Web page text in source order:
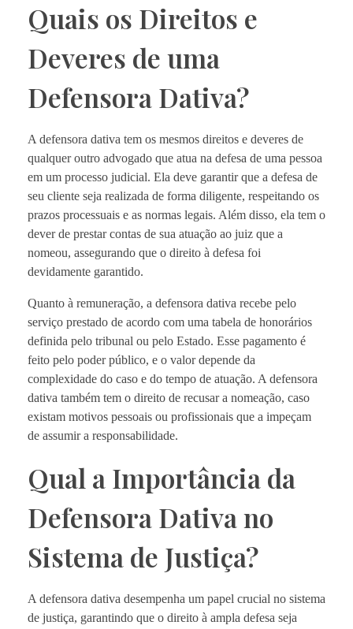
Quais os Direitos e
Deveres de uma
Defensora Dativa?
A defensora dativa tem os mesmos direitos e deveres de
qualquer outro advogado que atua na defesa de uma pessoa
em um processo judicial. Ela deve garantir que a defesa de
seu cliente seja realizada de forma diligente, respeitando os
prazos processuais e as normas legais. Além disso, ela tem o
dever de prestar contas de sua atuação ao juiz que a
nomeou, assegurando que o direito à defesa foi
devidamente garantido.
Quanto à remuneração, a defensora dativa recebe pelo
serviço prestado de acordo com uma tabela de honorários
definida pelo tribunal ou pelo Estado. Esse pagamento é
feito pelo poder público, e o valor depende da
complexidade do caso e do tempo de atuação. A defensora
dativa também tem o direito de recusar a nomeação, caso
existam motivos pessoais ou profissionais que a impeçam
de assumir a responsabilidade.
Qual a Importância da
Defensora Dativa no
Sistema de Justiça?
A defensora dativa desempenha um papel crucial no sistema
de justiça, garantindo que o direito à ampla defesa seja